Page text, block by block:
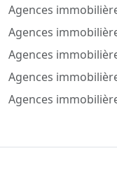
Agences
Agences
Agences
Agences
Agences